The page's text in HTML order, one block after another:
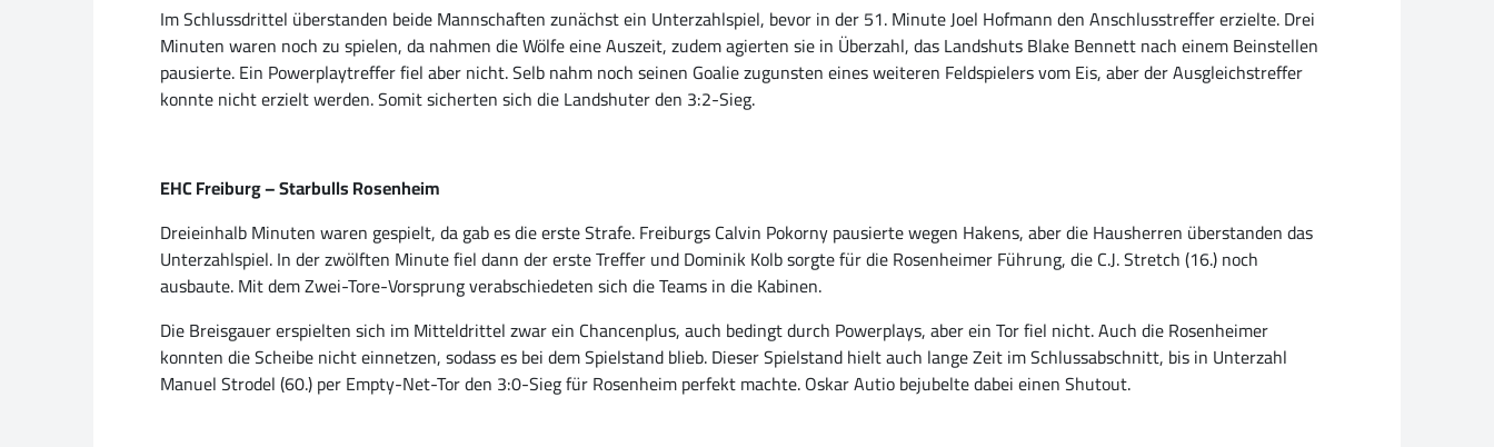
Im Schlussdrittel überstanden beide Mannschaften zunächst ein Unterzahlspiel, bevor in der 51. Minute Joel Hofmann den Anschlusstreffer erzielte. Drei
Minuten waren noch zu spielen, da nahmen die Wölfe eine Auszeit, zudem agierten sie in Überzahl, das Landshuts Blake Bennett nach einem Beinstellen
pausierte. Ein Powerplaytreffer fiel aber nicht. Selb nahm noch seinen Goalie zugunsten eines weiteren Feldspielers vom Eis, aber der Ausgleichstreffer
konnte nicht erzielt werden. Somit sicherten sich die Landshuter den 3:2-Sieg.
EHC Freiburg – Starbulls Rosenheim
Dreieinhalb Minuten waren gespielt, da gab es die erste Strafe. Freiburgs Calvin Pokorny pausierte wegen Hakens, aber die Hausherren überstanden das
Unterzahlspiel. In der zwölften Minute fiel dann der erste Treffer und Dominik Kolb sorgte für die Rosenheimer Führung, die C.J. Stretch (16.) noch
ausbaute. Mit dem Zwei-Tore-Vorsprung verabschiedeten sich die Teams in die Kabinen.
Die Breisgauer erspielten sich im Mitteldrittel zwar ein Chancenplus, auch bedingt durch Powerplays, aber ein Tor fiel nicht. Auch die Rosenheimer
konnten die Scheibe nicht einnetzen, sodass es bei dem Spielstand blieb. Dieser Spielstand hielt auch lange Zeit im Schlussabschnitt, bis in Unterzahl
Manuel Strodel (60.) per Empty-Net-Tor den 3:0-Sieg für Rosenheim perfekt machte. Oskar Autio bejubelte dabei einen Shutout.